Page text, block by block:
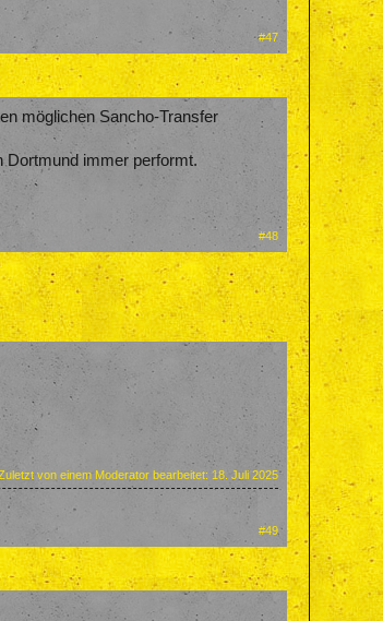
#47
möglichen Sancho-Transfer
Dortmund immer performt.
#48
von einem Moderator bearbeitet: 18. Juli 2025
#49